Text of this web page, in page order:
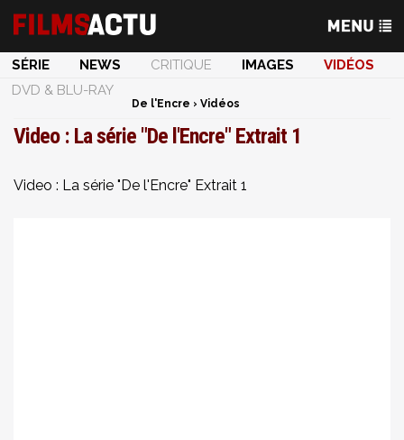
SÉRIE NEWS CRITIQUE IMAGES
VIDÉOS
DVD & BLU-RAY
De l'Encre › Vidéos
Video : La série "De l'Encre" Extrait 1
Video : La série "De l'Encre" Extrait 1